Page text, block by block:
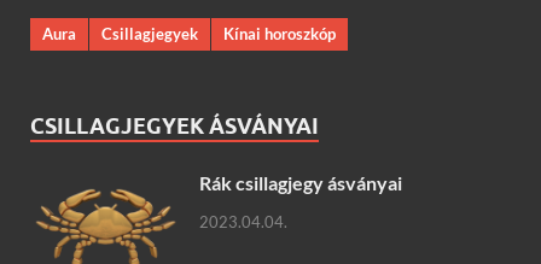
Aura Csillagjegyek Kínai horoszkóp
CSILLAGJEGYEK ÁSVÁNYAI
Rák csillagjegy ásványai
2023.04.04.